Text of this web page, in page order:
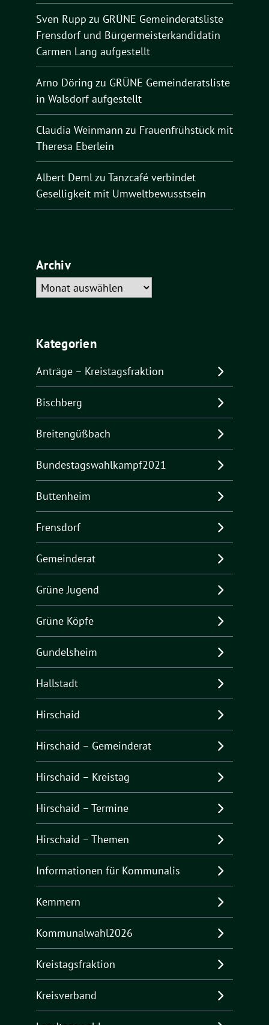
Sven Rupp zu GRÜNE Gemeinderatsliste
Frensdorf und Bürgermeisterkandidatin
Carmen Lang aufgestellt
Arno Döring zu GRÜNE Gemeinderatsliste
in Walsdorf aufgestellt
Claudia Weinmann zu Frauenfrühstück mit
Theresa Eberlein
Albert Demlzu Tanzcafé verbindet
Geselligkeit mit Umweltbewusstsein
Archiv
Archiv
Kategorien
Anträge – Kreistagsfraktion
Bischberg
Breitengüßbach
Bundestagswahlkampf2021
Buttenheim
Frensdorf
Gemeinderat
Grüne Jugend
Grüne Köpfe
Gundelsheim
Hallstadt
Hirschaid
Hirschaid – Gemeinderat
Hirschaid – Kreistag
Hirschaid – Termine
Hirschaid – Themen
Informationen für Kommunalis
Kemmern
Kommunalwahl2026
Kreistagsfraktion
Kreisverband